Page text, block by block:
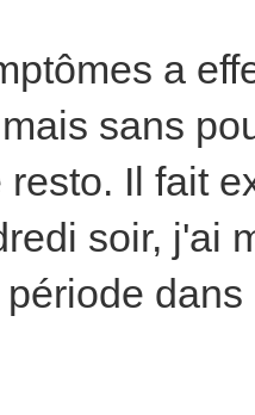
a
sans
Il fait
soir, j'ai